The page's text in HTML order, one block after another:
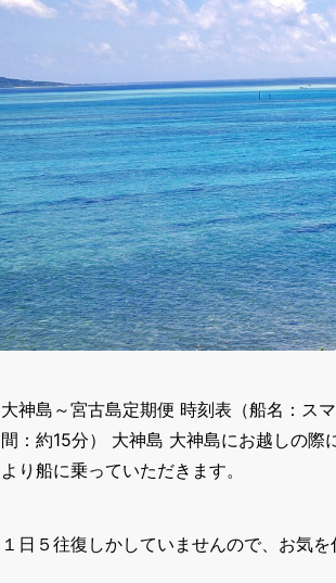
大神島～宮古島定期便 時刻表（船名：ス
間：約15分） 大神島 大神島にお越しの際
より船に乗っていただきます。
１日５往復しかしていませんので、お気を